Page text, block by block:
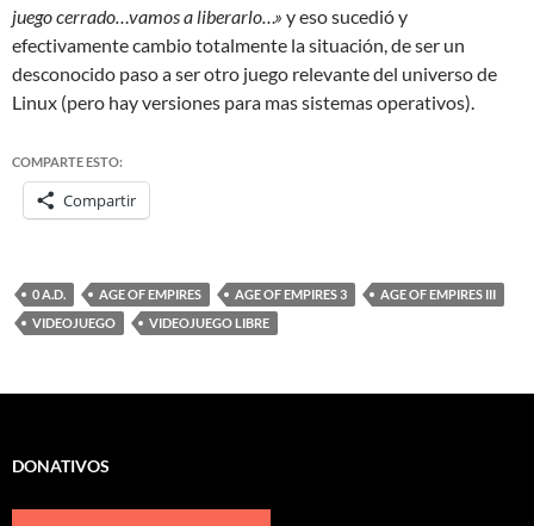
juego cerrado…vamos a liberarlo…» y eso sucedió y
efectivamente cambio totalmente la situación, de ser un
desconocido paso a ser otro juego relevante del universo de
Linux (pero hay versiones para mas sistemas operativos).
COMPARTE ESTO:
Compartir
0 A.D. AGE OF EMPIRES AGE OF EMPIRES 3
AGE OF EMPIRES III
VIDEOJUEGO
VIDEOJUEGO LIBRE
DONATIVOS